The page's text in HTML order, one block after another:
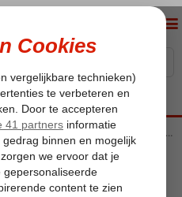
Alanya Excursiereis & Titan Select
Select
Hotel